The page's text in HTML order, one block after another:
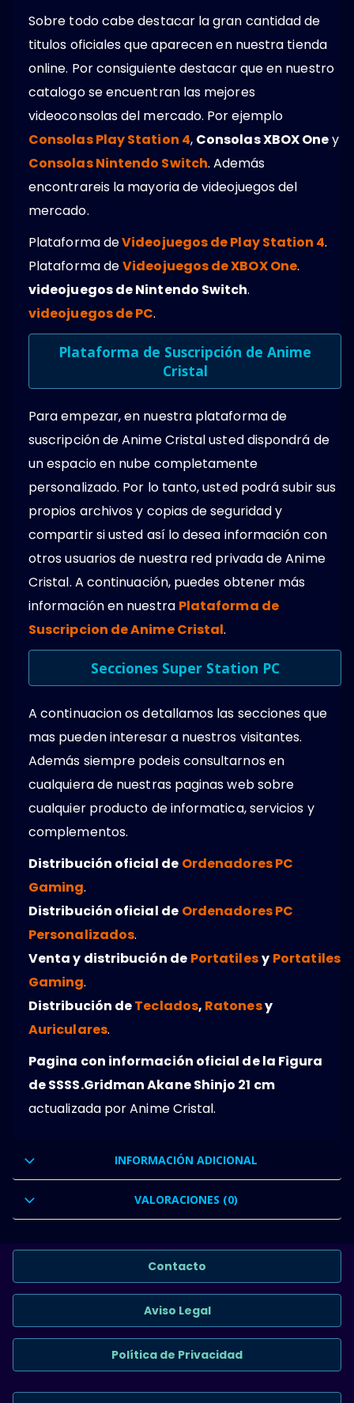
Sobre todo cabe destacar la gran cantidad de
titulos oficiales que aparecen en nuestra tienda
online. Por consiguiente destacar que en nuestro
catalogo se encuentran las mejores
videoconsolas del mercado. Por ejemplo
Consolas Play Station 4, Consolas XBOX Oney
Consolas Nintendo Switch. Además
encontrareis la mayoria de videojuegos del
mercado.
Plataforma deVideojuegos de Play Station 4.
Plataforma deVideojuegos de XBOX One.
videojuegos de Nintendo Switch.
videojuegos de PC.
Plataforma de Suscripción de Anime
Cristal
Para empezar, en nuestra plataforma de
suscripción de Anime Cristal usted dispondrá de
un espacio en nube completamente
personalizado. Por lo tanto, usted podrá subir sus
propios archivos y copias de seguridad y
compartir si usted así lo desea información con
otros usuarios de nuestra red privada de Anime
Cristal. A continuación, puedes obtener más
información en nuestra Plataforma de
Suscripcion de Anime Cristal.
Secciones Super Station PC
A continuacion os detallamos las secciones que
mas pueden interesar a nuestros visitantes.
Además siempre podeis consultarnos en
cualquiera de nuestras paginas web sobre
cualquier producto de informatica, servicios y
complementos.
Distribución oficial de Ordenadores PC
Gaming.
Distribución oficial de Ordenadores PC
Personalizados.
Venta y distribución de Portatilesy Portatiles
Gaming.
Distribución deTeclados, Ratonesy
Auriculares.
Pagina con información oficial de la Figura
de SSSS.Gridman Akane Shinjo 21 cm
actualizada por Anime Cristal.
INFORMACIÓN ADICIONAL
VALORACIONES (0)
Contacto
Aviso Legal
Política de Privacidad